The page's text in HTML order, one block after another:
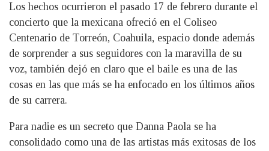
Los hechos ocurrieron el pasado 17 de febrero durante el
concierto que la mexicana ofreció en el Coliseo
Centenario de Torreón, Coahuila, espacio donde además
de sorprender a sus seguidores con la maravilla de su
voz, también dejó en claro que el baile es una de las
cosas en las que más se ha enfocado en los últimos años
de su carrera.
Para nadie es un secreto que Danna Paola se ha
consolidado como una de las artistas más exitosas de los